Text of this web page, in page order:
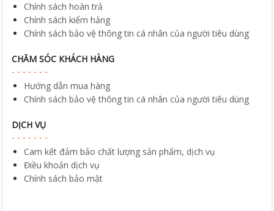
Chính sách hoàn trả
Chính sách kiểm hảng
Chính sách bảo vệ thông tin cá nhân của người tiêu dùng
CHĂM SÓC KHÁCH HÀNG
Hướng dẫn mua hàng
Chính sách bảo vệ thông tin cá nhân của người tiêu dùng
DỊCH VỤ
Cam kết đảm bảo chất lượng sản phẩm, dịch vụ
Điều khoản dịch vụ
Chính sách bảo mật